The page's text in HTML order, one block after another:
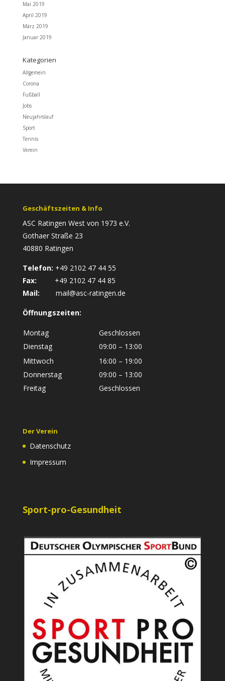
Mai 2019
April 2019
März 2019
Januar 2019
Kategorien
Allgemein
Corona
Fußball
Jobs
Neujahrslauf
Sport
Tennis
Verein
Geschäftszeiten & Info
ASC Ratingen West von 1973 e.V.
Gothaer Straße 23
40880 Ratingen
Telefon: +49 2102 47 44 55
Fax: +49 2102 47 44 85
Mail:
mail@asc-ratingen.de
Öffnungszeiten:
Montag
Geschlossen
Dienstag
09:00 – 13:00
Mittwoch
16:00 – 19:00
Donnerstag
09:00 – 13:00
Freitag
Geschlossen
Der Verein
Datenschutz
Impressum
Sport-pro-Gesundheit